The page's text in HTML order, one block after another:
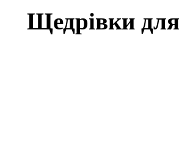
Щедрівки для